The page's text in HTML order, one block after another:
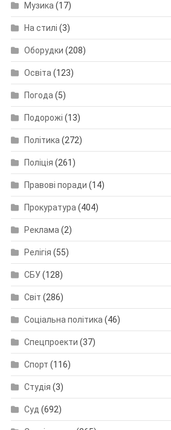
Музика (17)
На стилі (3)
Оборудки (208)
Освіта (123)
Погода (5)
Подорожі (13)
Політика (272)
Поліція (261)
Правові поради (14)
Прокуратура (404)
Реклама (2)
Релігія (55)
СБУ(128)
Світ (286)
Соціальна політика (46)
Спецпроекти (37)
Спорт (116)
Студія (3)
Суд (692)